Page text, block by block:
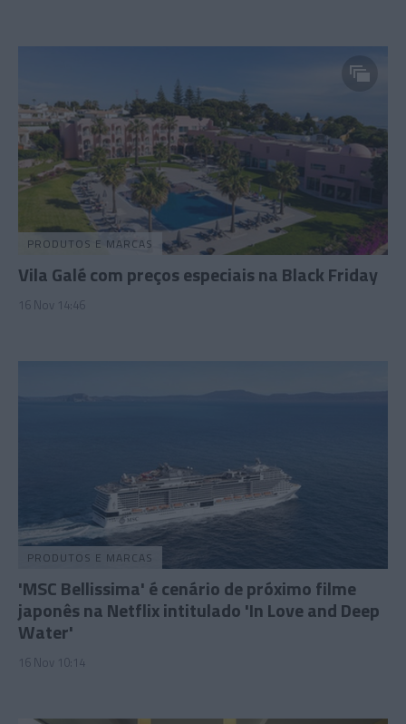
PRODUTOS E MARCAS
Vila Galé com preços especiais na Black Friday
16 Nov 14:46
PRODUTOS E MARCAS
'MSC Bellissima' é cenário de próximo filme
japonês na Netflix intitulado 'In Love and Deep
Water'
16 Nov 10:14